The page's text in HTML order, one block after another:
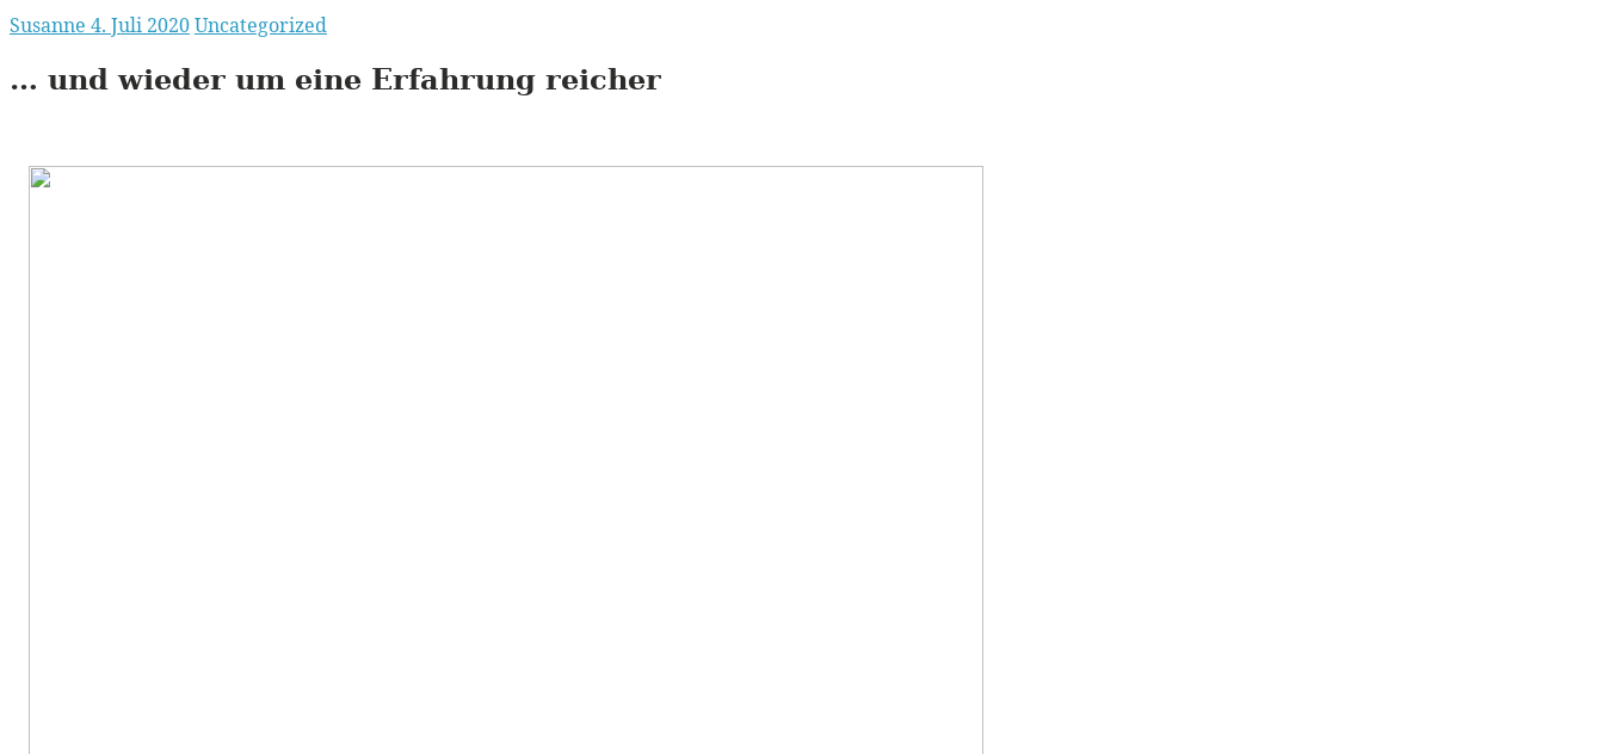
Susanne 4. Juli 2020Uncategorized
… und wieder um eine Erfahrung reicher